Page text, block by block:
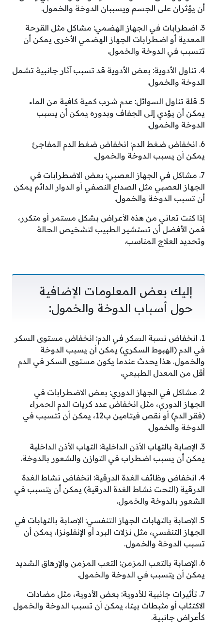
أن يؤثران على الجسم ويسببان الدوخة والخمول.
3. اضطرابات في الجهاز الهضمي: مشاكل مثل القرحة
المعدية أو اضطرابات الجهاز الهضمي الأخرى يمكن أن
تتسبب في الدوخة والخمول.
4. تناول الأدوية: بعض الأدوية قد تسبب آثار جانبية تشمل
الدوخة والخمول.
5. قلة تناول السوائل: عدم شرب كمية كافية من الماء
يمكن أن يؤدي إلى الجفاف وبدوره يمكن أن يسبب
الدوخة والخمول.
6. انخفاض ضغط الدم: انخفاض ضغط الدم المفاجئ
يمكن أن يسبب الدوخة والخمول.
7. مشاكل في الجهاز العصبي: بعض الاضطرابات في
الجهاز العصبي مثل الصداع النصفي أو الدوار الدائم يمكن
أن تسبب الدوخة والخمول.
إذا كنت تعاني من هذه الأعراض بشكل مستمر أو متكرر،
فمن الأفضل أن تستشير الطبيب لتشخيص الحالة
وتحديد العلاج المناسب.
إليك بعض المعلومات الإضافية
حول أسباب الدوخة والخمول:
1. انخفاض نسبة السكر في الدم: انخفاض مستوى السكر
في الدم (الهبوط السكري) يمكن أن يسبب الدوخة
والخمول. هذا يحدث عندما يكون مستوى السكر في الدم
أقل من المعدل الطبيعي.
2. مشاكل في الجهاز الدوري: بعض الاضطرابات في
الجهاز الدوري، مثل انخفاض عدد كريات الدم الحمراء
(فقر الدم) أو نقص فيتامين ب12، يمكن أن تتسبب في
الدوخة والخمول.
3. الإصابة بالتهاب الأذن الداخلية: التهاب الأذن الداخلية
يمكن أن يسبب اضطراب في التوازن والشعور بالدوخة.
4. انخفاض وظائف الغدة الدرقية: انخفاض نشاط الغدة
الدرقية (التحت نشاط الغدة الدرقية) يمكن أن يتسبب في
الشعور بالدوخة والخمول.
5. الإصابة بالتهابات الجهاز التنفسي: الإصابة بالتهابات في
الجهاز التنفسي، مثل نزلات البرد أو الإنفلونزا، يمكن أن
تسبب الدوخة والخمول.
6. الإصابة بالتعب المزمن: التعب المزمن والإرهاق الشديد
يمكن أن يتسبب في الدوخة والخمول.
7. تأثيرات جانبية للأدوية: بعض الأدوية، مثل مضادات
الاكتئاب أو مثبطات بيتا، يمكن أن تسبب الدوخة والخمول
كأعراض جانبية.